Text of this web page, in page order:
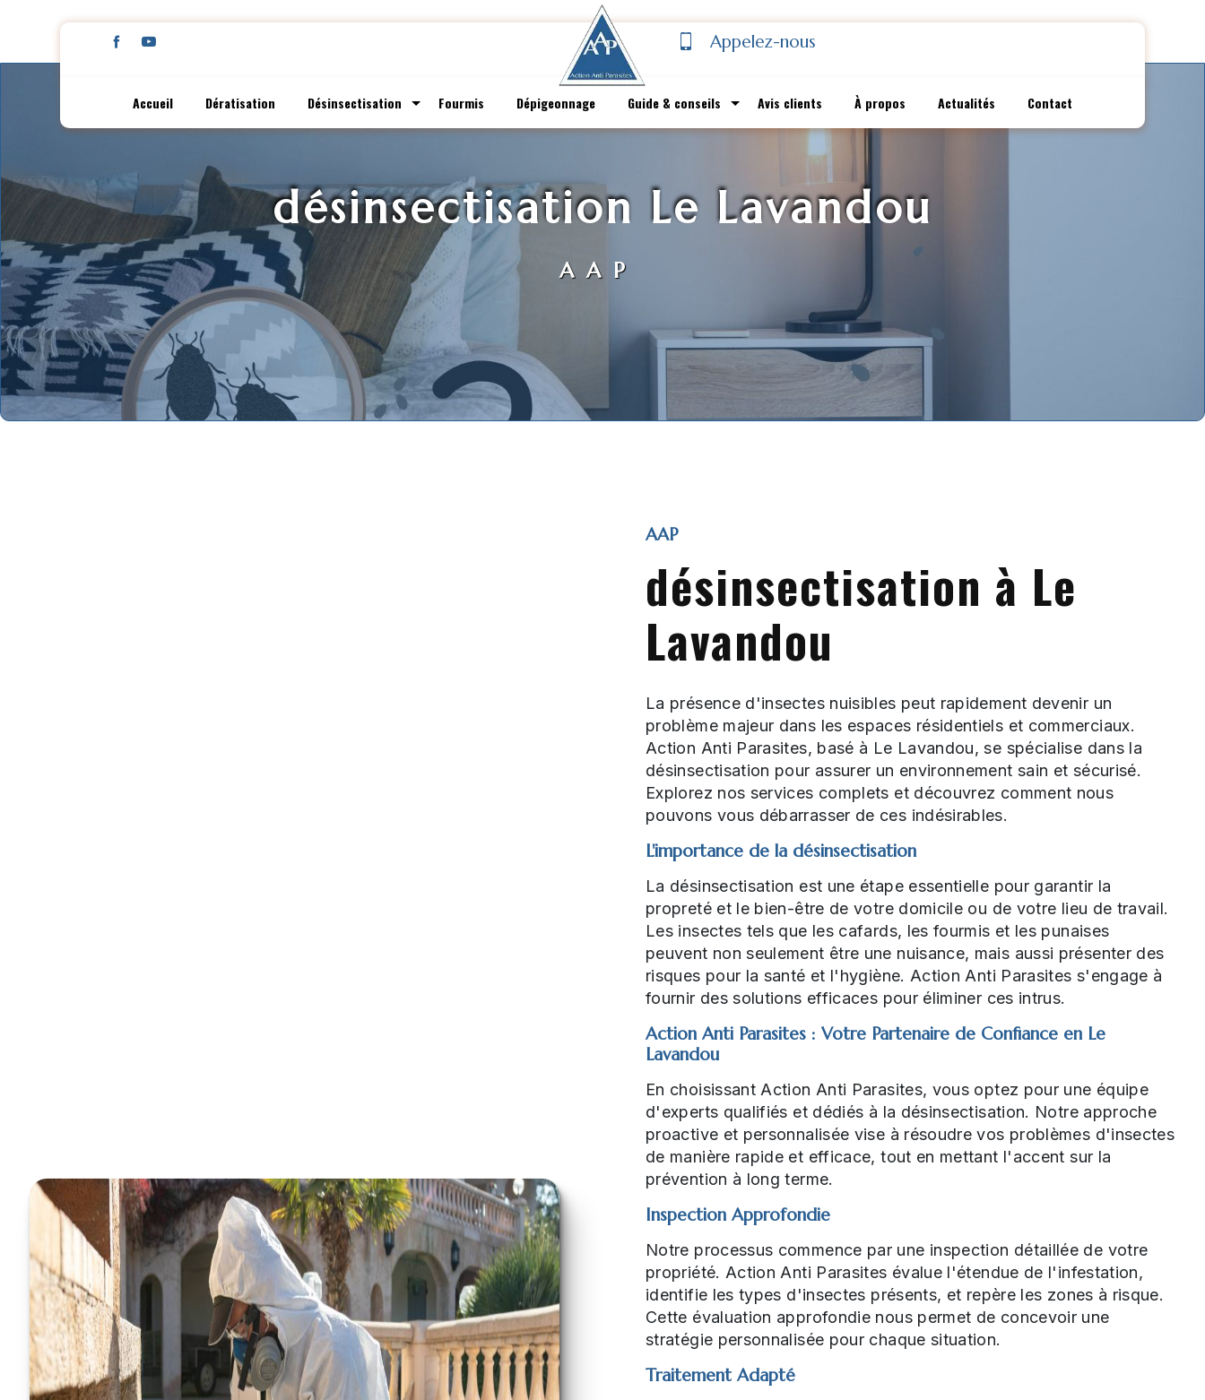
Appelez-nous
Accueil Dératisation Désinsectisation Fourmis Dépigeonnage Guide & conseils Avis clients À propos Actualités Contact
désinsectisation Le Lavandou
AAP
AAP
désinsectisation à Le
Lavandou
La présence d'insectes nuisibles peut rapidement devenir un
problème majeur dans les espaces résidentiels et commerciaux.
Action Anti Parasites, basé à Le Lavandou, se spécialise dans la
désinsectisation pour assurer un environnement sain et sécurisé.
Explorez nos services complets et découvrez comment nous
pouvons vous débarrasser de ces indésirables.
L'importance de la désinsectisation
La désinsectisation est une étape essentielle pour garantir la
propreté et le bien-être de votre domicile ou de votre lieu de travail.
Les insectes tels que les cafards, les fourmis et les punaises
peuvent non seulement être une nuisance, mais aussi présenter des
risques pour la santé et l'hygiène. Action Anti Parasites s'engage à
fournir des solutions efficaces pour éliminer ces intrus.
Action Anti Parasites : Votre Partenaire de Confiance en Le
Lavandou
En choisissant Action Anti Parasites, vous optez pour une équipe
d'experts qualifiés et dédiés à la désinsectisation. Notre approche
proactive et personnalisée vise à résoudre vos problèmes d'insectes
de manière rapide et efficace, tout en mettant l'accent sur la
prévention à long terme.
Inspection Approfondie
Notre processus commence par une inspection détaillée de votre
propriété. Action Anti Parasites évalue l'étendue de l'infestation,
identifie les types d'insectes présents, et repère les zones à risque.
Cette évaluation approfondie nous permet de concevoir une
stratégie personnalisée pour chaque situation.
Traitement Adapté